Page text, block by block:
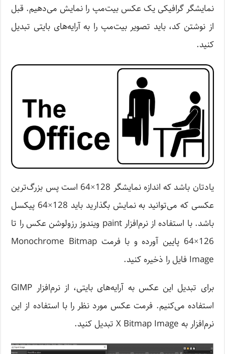
نمایشگر گرافیکی یک عکس بیت‌مپ را نمایش می‌دهیم. قبل
از نوشتن کد، باید تصویر بیت‌مپ را به آرایه‌های بایتی تبدیل
کنید.
یادتان باشد که اندازه نمایشگر 128×64 است پس بزرگ‌ترین
عکسی که می‌توانید به نمایش بگذارید باید 128×64 پیکسل
باشد. با استفاده از نرم‌افزار paint ویندوز رزولوشن عکس را تا
126×64 پایین آورده و با فرمت Monochrome Bitmap
Image فایل را ذخیره کنید.
برای تبدیل این عکس به آرایه‌های بایتی، از نرم‌افزار GIMP
استفاده می‌کنیم. فرمت عکس مورد نظر را با استفاده از این
نرم‌افزار به X Bitmap Image تبدیل کنید.